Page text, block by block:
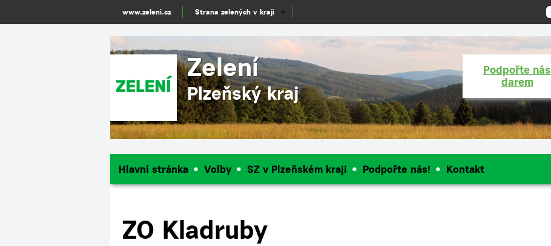
Zelení
Plzeňský kraj
Podpořte nás
darem
Hlavní stránka Volby SZ v Plzeňském kraji Podpořte nás! Kontakt
ZO Kladruby
www.zeleni.cz Strana zelených v kraji ▼